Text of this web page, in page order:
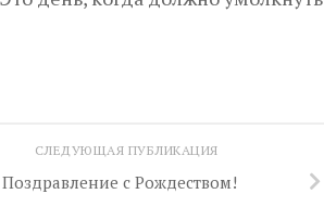
СЛЕДУЮЩАЯ ПУБЛИКАЦИЯ
Поздравление с Рождеством!